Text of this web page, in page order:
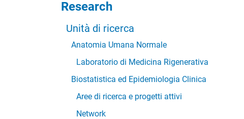
Research
Unità di ricerca
Anatomia Umana Normale
Laboratorio di Medicina Rigenerativa
Biostatistica ed Epidemiologia Clinica
Aree di ricerca e progetti attivi
Network